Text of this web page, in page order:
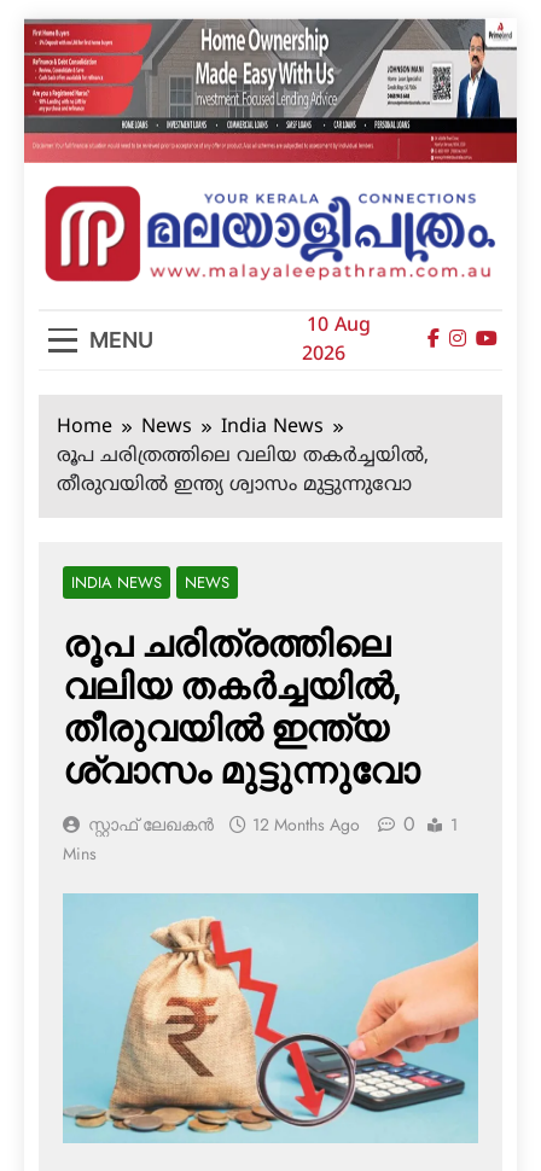
Skip
to
content
മലയാളിപത്രം
MENU
10 Aug
2026
Home News
India News
രൂപ ചരിത്രത്തിലെ വലിയ തകര്‍ച്ചയില്‍,
തീരുവയില്‍ ഇന്ത്യ ശ്വാസം മുട്ടുന്നുവോ
INDIA NEWS NEWS
രൂപ ചരിത്രത്തിലെ
വലിയ തകര്‍ച്ചയില്‍,
തീരുവയില്‍ ഇന്ത്യ
ശ്വാസം മുട്ടുന്നുവോ
സ്റ്റാഫ് ലേഖകൻ 12 Months Ago 0
1
Mins